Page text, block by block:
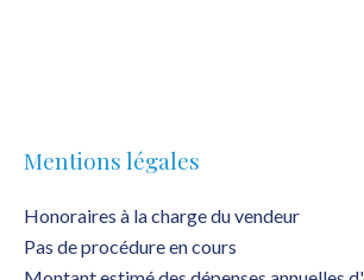
Mentions légales
Honoraires à la charge du vendeur
Pas de procédure en cours